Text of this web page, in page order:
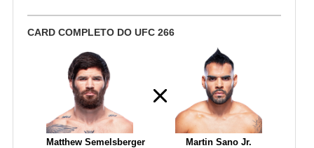
CARD COMPLETO DO UFC 266
Matthew Semelsberger Martin Sano Jr.